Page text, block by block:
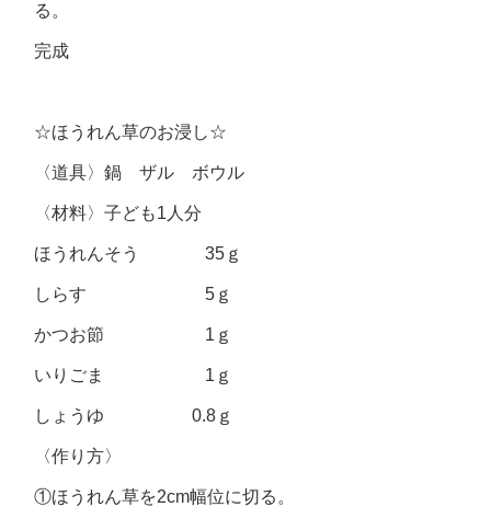
る。
完成
☆ほうれん草のお浸し☆
〈道具〉鍋 ザル ボウル
〈材料〉子ども1人分
ほうれんそう 35ｇ
しらす 5ｇ
かつお節 1ｇ
いりごま 1ｇ
しょうゆ 0.8ｇ
〈作り方〉
①ほうれん草を2cm幅位に切る。